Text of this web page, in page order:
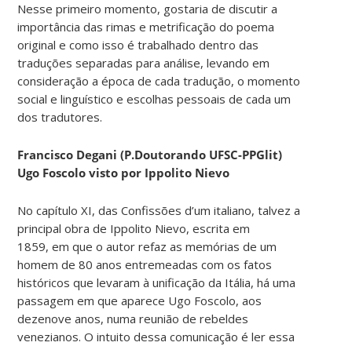
Nesse primeiro momento, gostaria de discutir a
importância das rimas e metrificação do poema
original e como isso é trabalhado dentro das
traduções separadas para análise, levando em
consideração a época de cada tradução, o momento
social e linguístico e escolhas pessoais de cada um
dos tradutores.
Francisco Degani (P.Doutorando UFSC-PPGlit)
Ugo Foscolo visto por Ippolito Nievo
No capítulo XI, das Confissões d’um italiano, talvez a
principal obra de Ippolito Nievo, escrita em
1859, em que o autor refaz as memórias de um
homem de 80 anos entremeadas com os fatos
históricos que levaram à unificação da Itália, há uma
passagem em que aparece Ugo Foscolo, aos
dezenove anos, numa reunião de rebeldes
venezianos. O intuito dessa comunicação é ler essa